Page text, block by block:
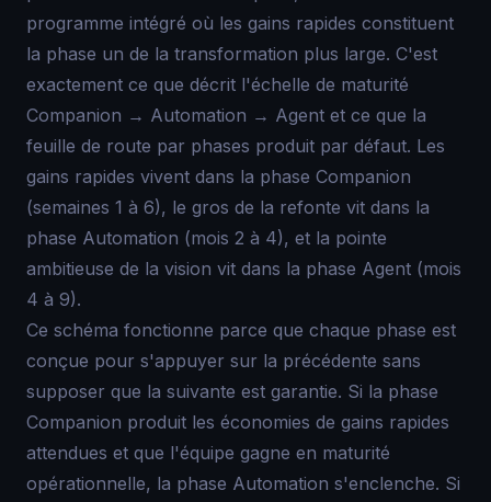
programme intégré où les gains rapides constituent
la phase un de la transformation plus large. C'est
exactement ce que décrit l'échelle de maturité
Companion → Automation → Agent et ce que la
feuille de route par phases produit par défaut. Les
gains rapides vivent dans la phase Companion
(semaines 1 à 6), le gros de la refonte vit dans la
phase Automation (mois 2 à 4), et la pointe
ambitieuse de la vision vit dans la phase Agent (mois
4 à 9).
Ce schéma fonctionne parce que chaque phase est
conçue pour s'appuyer sur la précédente sans
supposer que la suivante est garantie. Si la phase
Companion produit les économies de gains rapides
attendues et que l'équipe gagne en maturité
opérationnelle, la phase Automation s'enclenche. Si